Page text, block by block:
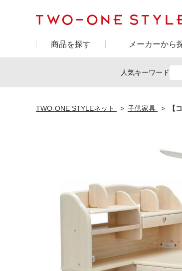
商品を探す メーカーから
人気キーワード
TWO-ONE STYLEネット 子供家具 【